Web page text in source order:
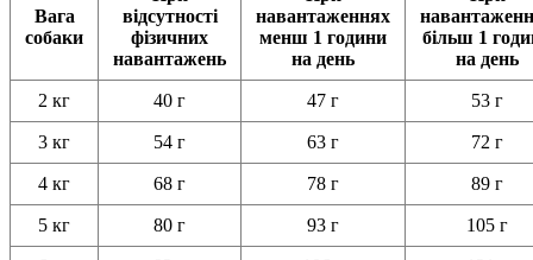
Вага
собаки
відсутності
фізичних
навантажень
навантаженнях
менш 1 години
на день
більш 1
на день
2 кг 40 г 47 г 53 г
3 кг 54 г 63 г 72 г
4 кг 68 г 78 г 89 г
5 кг 80 г 93 г 105 г